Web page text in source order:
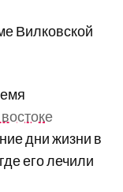
Вилковской
дни жизни в
его лечили